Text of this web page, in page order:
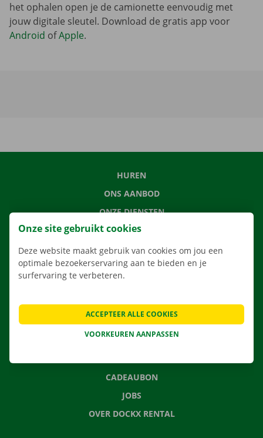
het ophalen open je de camionette eenvoudig met
jouw digitale sleutel. Download de gratis app voor
Android ofApple.
HUREN
ONS AANBOD
ONZE DIENSTEN
LOCATIES
APP
VERHUISOPLOSSINGEN
CONTACTEER ONS
VEELGESTELDE VRAGEN
CADEAUBON
JOBS
OVER DOCKX RENTAL
Onze site gebruikt cookies
Deze website maakt gebruik van cookies om jou een
optimale bezoekerservaring aan te bieden en je
surfervaring te verbeteren.
VOORKEUREN AANPASSEN
ACCEPTEER ALLE COOKIES